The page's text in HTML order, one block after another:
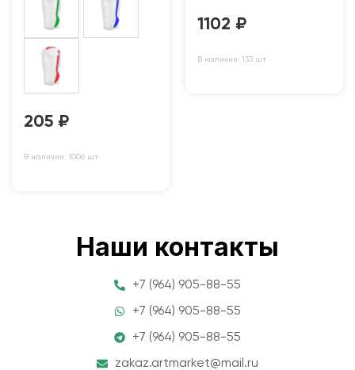
205 ₽
В наличии: 1006 шт
1102 ₽
В наличии: 133 шт
Наши контакты
+7 (964) 905-88-55
+7 (964) 905-88-55
+7 (964) 905-88-55
zakaz.artmarket@mail.ru